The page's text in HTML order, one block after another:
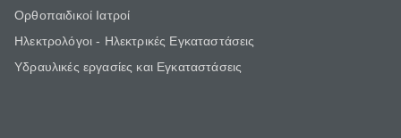
Ορθοπαιδικοί Ιατροί
Ηλεκτρολόγοι - Ηλεκτρικές Εγκαταστάσεις
Υδραυλικές εργασίες και Εγκαταστάσεις